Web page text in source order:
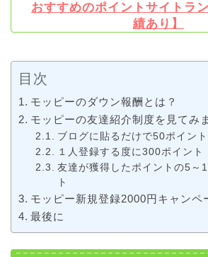
おすすめのポイントサイトラ
績あり】
目次
モッピーのダウン報酬とは？
モッピーの友達紹介制度を見てみ
ブログに貼るだけで50ポイント
１人登録する度に300ポイント
友達が獲得したポイントの5～
ト
モッピー新規登録2000円キャンペ
最後に